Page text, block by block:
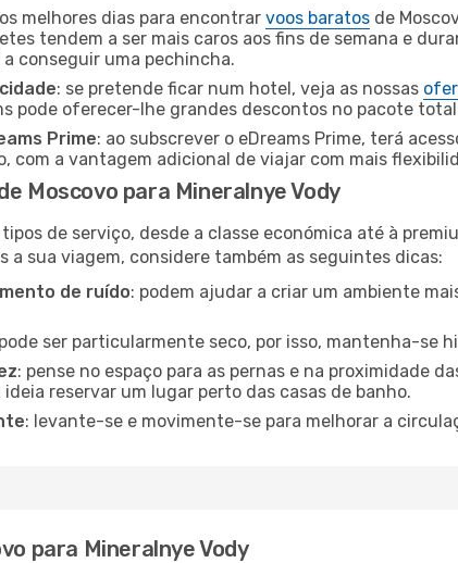
melhores dias para encontrar voos baratos de
tendem a ser mais caros aos fins de semana e
conseguir uma pechincha.
: se pretende ficar num hotel, veja as nossas
pode oferecer-lhe grandes descontos no pacote
Prime: ao subscrever o eDreams Prime, terá
com a vantagem adicional de viajar com mais
Moscovo para Mineralnye Vody
de serviço, desde a classe económica até à
a sua viagem, considere também as seguintes dicas:
de ruído: podem ajudar a criar um ambiente
ser particularmente seco, por isso, mantenha-se
: pense no espaço para as pernas e na proximidade
reservar um lugar perto das casas de banho.
: levante-se e movimente-se para melhorar a
para Mineralnye Vody